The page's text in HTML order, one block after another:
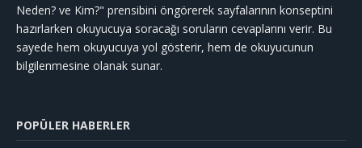
Neden? ve Kim?" prensibini öngörerek sayfalarının konseptini
hazırlarken okuyucuya soracağı soruların cevaplarını verir. Bu
sayede hem okuyucuya yol gösterir, hem de okuyucunun
bilgilenmesine olanak sunar.
POPÜLER HABERLER